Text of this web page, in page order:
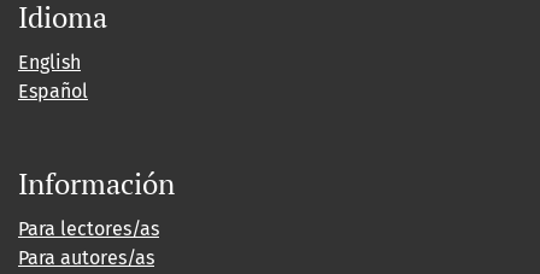
Idioma
English
Español
Información
Para lectores/as
Para autores/as